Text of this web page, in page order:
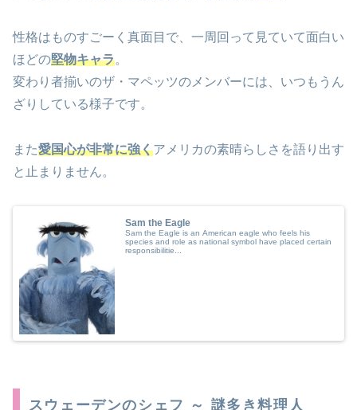
性格はものすごーく真面目で、一周回って見ていて面白い
ほどの堅物キャラ。
変わり者揃いのザ・マペッツのメンバーには、いつもうん
ざりしている様子です。
また愛国心が非常に強くアメリカの素晴らしさを語り出す
と止まりません。
Sam the Eagle
Sam the Eagle is an American eagle who feels his
species and role as national symbol have placed certain
responsibilitie...
スウェーデンのシェフ ～ 謎多き料理人